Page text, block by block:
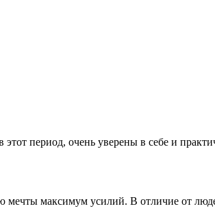
период, очень уверены в себе и
мечты максимум усилий. В отличие от